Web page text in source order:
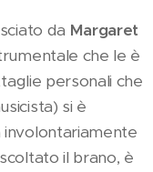
da Margaret
che le è
personali che
si è
il brano, è